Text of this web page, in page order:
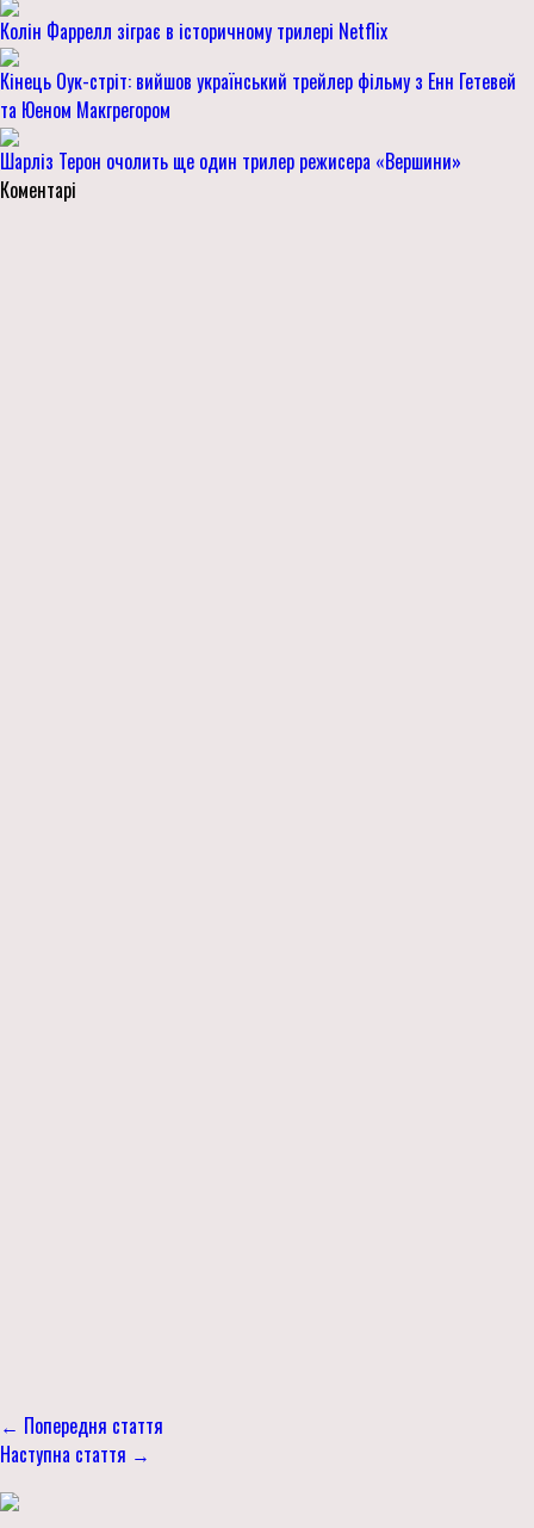
Колін Фаррелл зіграє в історичному трилері Netflix
Кінець Оук-стріт: вийшов український трейлер фільму з Енн Гетевей
та Юеном Макгрегором
Шарліз Терон очолить ще один трилер режисера «Вершини»
Коментарі
← Попередня стаття
Наступна стаття →